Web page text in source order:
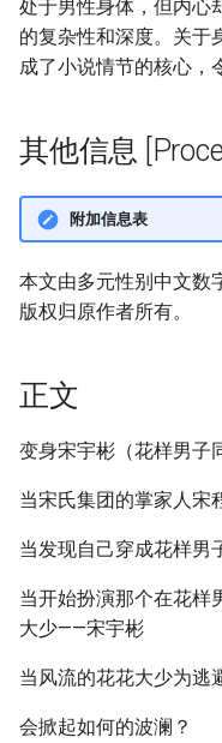
处于男性身体，但内心
的复杂性和深度。关于
成了小说情节的核心，
其他信息
附加信息表
本文由多元性别中文数
版权归原作者所有。
正文
变身宋宇彬（花样男
当宋氏集团的掌家人宋
当发现自己穿成花样男
当开始扮演那个在花样
大少——宋宇彬
当风流的花花大少为逃
会掀起如何的波澜？